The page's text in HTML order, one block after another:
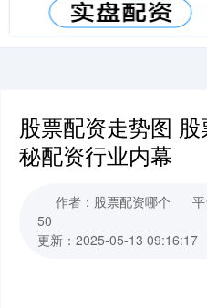
股票配资走势图
秘配资行业内幕
作者：股票配资哪个
50
更新：2025-05-13 09:16:17